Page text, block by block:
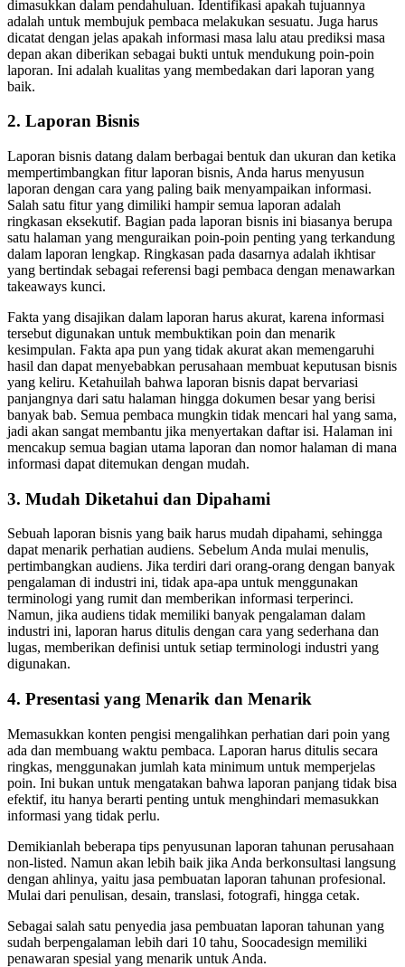
dimasukkan dalam pendahuluan. Identifikasi apakah tujuannya
adalah untuk membujuk pembaca melakukan sesuatu. Juga harus
dicatat dengan jelas apakah informasi masa lalu atau prediksi masa
depan akan diberikan sebagai bukti untuk mendukung poin-poin
laporan. Ini adalah kualitas yang membedakan dari laporan yang
baik.
2. Laporan Bisnis
Laporan bisnis datang dalam berbagai bentuk dan ukuran dan ketika
mempertimbangkan fitur laporan bisnis, Anda harus menyusun
laporan dengan cara yang paling baik menyampaikan informasi.
Salah satu fitur yang dimiliki hampir semua laporan adalah
ringkasan eksekutif. Bagian pada laporan bisnis ini biasanya berupa
satu halaman yang menguraikan poin-poin penting yang terkandung
dalam laporan lengkap. Ringkasan pada dasarnya adalah ikhtisar
yang bertindak sebagai referensi bagi pembaca dengan menawarkan
takeaways kunci.
Fakta yang disajikan dalam laporan harus akurat, karena informasi
tersebut digunakan untuk membuktikan poin dan menarik
kesimpulan. Fakta apa pun yang tidak akurat akan memengaruhi
hasil dan dapat menyebabkan perusahaan membuat keputusan bisnis
yang keliru. Ketahuilah bahwa laporan bisnis dapat bervariasi
panjangnya dari satu halaman hingga dokumen besar yang berisi
banyak bab. Semua pembaca mungkin tidak mencari hal yang sama,
jadi akan sangat membantu jika menyertakan daftar isi. Halaman ini
mencakup semua bagian utama laporan dan nomor halaman di mana
informasi dapat ditemukan dengan mudah.
3. Mudah Diketahui dan Dipahami
Sebuah laporan bisnis yang baik harus mudah dipahami, sehingga
dapat menarik perhatian audiens. Sebelum Anda mulai menulis,
pertimbangkan audiens. Jika terdiri dari orang-orang dengan banyak
pengalaman di industri ini, tidak apa-apa untuk menggunakan
terminologi yang rumit dan memberikan informasi terperinci.
Namun, jika audiens tidak memiliki banyak pengalaman dalam
industri ini, laporan harus ditulis dengan cara yang sederhana dan
lugas, memberikan definisi untuk setiap terminologi industri yang
digunakan.
4. Presentasi yang Menarik dan Menarik
Memasukkan konten pengisi mengalihkan perhatian dari poin yang
ada dan membuang waktu pembaca. Laporan harus ditulis secara
ringkas, menggunakan jumlah kata minimum untuk memperjelas
poin. Ini bukan untuk mengatakan bahwa laporan panjang tidak bisa
efektif, itu hanya berarti penting untuk menghindari memasukkan
informasi yang tidak perlu.
Demikianlah beberapa tips penyusunan laporan tahunan perusahaan
non-listed. Namun akan lebih baik jika Anda berkonsultasi langsung
dengan ahlinya, yaitu jasa pembuatan laporan tahunan profesional.
Mulai dari penulisan, desain, translasi, fotografi, hingga cetak.
Sebagai salah satu penyedia jasa pembuatan laporan tahunan yang
sudah berpengalaman lebih dari 10 tahu, Soocadesign memiliki
penawaran spesial yang menarik untuk Anda.